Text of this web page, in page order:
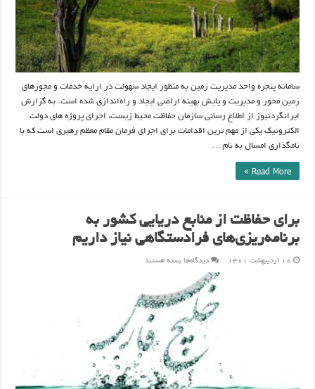
سامانه پنجره واحد مدیریت زمین به منظور ایجاد سهولت در ارایه خدمات و مجوزهای
زمین محور و مدیریت و پایش بهینه اراضی ایجاد و راه‌اندازی شده است. به گزارش
ایرانگردنیوز از اطلاع رسانی سازمان حفاظت محیط زیست، اجرای پروژه های دولت
الکترونیک یکی از مهم ترین اقدامات برای اجرای فرمان مقام معظم رهبری است که با
نامگذاری امسال به نام …
Read More »
برای حفاظت از منابع دریایی کشور به
برنامه‌ریزی‌های فرادستگاهی نیاز داریم
۱۰ اردیبهشت ۱۴۰۱ دیدگاه‌هابرای
منابع
دریایی
کشور
برنامه‌ریزی‌های
فرادستگاهی
نیاز
داریم
بسته هستند